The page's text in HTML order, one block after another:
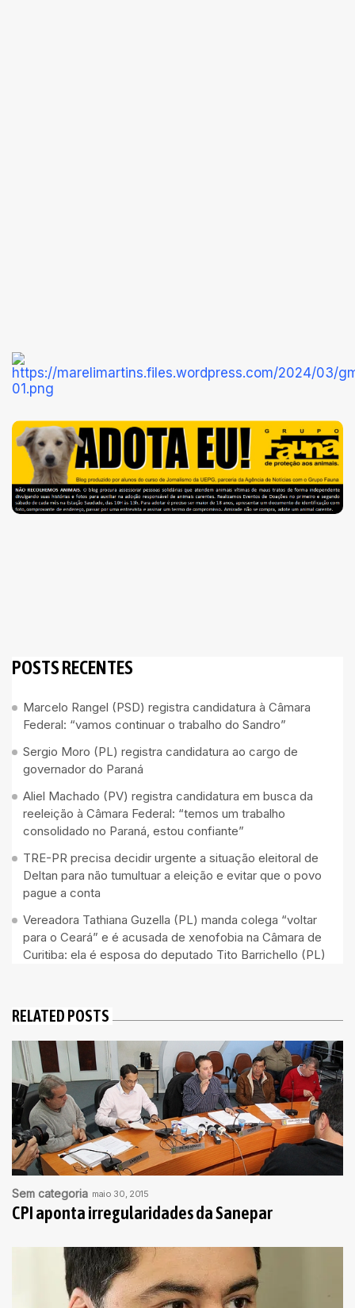
POSTS RECENTES
Marcelo Rangel (PSD) registra candidatura à Câmara
Federal: “vamos continuar o trabalho do Sandro”
Sergio Moro (PL) registra candidatura ao cargo de
governador do Paraná
Aliel Machado (PV) registra candidatura em busca da
reeleição à Câmara Federal: “temos um trabalho
consolidado no Paraná, estou confiante”
TRE-PR precisa decidir urgente a situação eleitoral de
Deltan para não tumultuar a eleição e evitar que o povo
pague a conta
Vereadora Tathiana Guzella (PL) manda colega “voltar
para o Ceará” e é acusada de xenofobia na Câmara de
Curitiba: ela é esposa do deputado Tito Barrichello (PL)
RELATED POSTS
Sem categoria maio 30, 2015
CPI aponta irregularidades da Sanepar